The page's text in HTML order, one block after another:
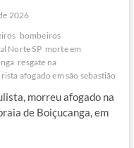
2026
bombeiros
Norte SP morte em
resgate na
afogado em são sebastião
morreu afogado na
de Boiçucanga, em